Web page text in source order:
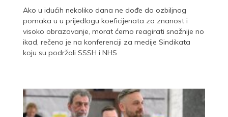
Ako u idućih nekoliko dana ne dođe do ozbiljnog
pomaka u u prijedlogu koeficijenata za znanost i
visoko obrazovanje, morat ćemo reagirati snažnije no
ikad, rečeno je na konferenciji za medije Sindikata
koju su podržali SSSH i NHS